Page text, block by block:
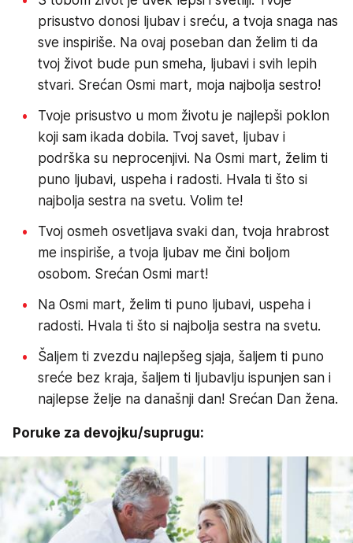
prisustvo donosi ljubav i sreću, a tvoja snaga nas
sve inspiriše. Na ovaj poseban dan želim ti da
tvoj život bude pun smeha, ljubavi i svih lepih
stvari. Srećan Osmi mart, moja najbolja sestro!
Tvoje prisustvo u mom životu je najlepši poklon
koji sam ikada dobila. Tvoj savet, ljubav i
podrška su neprocenjivi. Na Osmi mart, želim ti
puno ljubavi, uspeha i radosti. Hvala ti što si
najbolja sestra na svetu. Volim te!
Tvoj osmeh osvetljava svaki dan, tvoja hrabrost
me inspiriše, a tvoja ljubav me čini boljom
osobom. Srećan Osmi mart!
Na Osmi mart, želim ti puno ljubavi, uspeha i
radosti. Hvala ti što si najbolja sestra na svetu.
Šaljem ti zvezdu najlepšeg sjaja, šaljem ti puno
sreće bez kraja, šaljem ti ljubavlju ispunjen san i
najlepse želje na današnji dan! Srećan Dan žena.
Poruke za devojku/suprugu: